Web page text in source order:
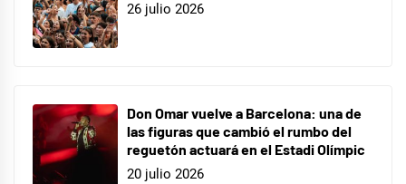
26 julio 2026
Don Omar vuelve a Barcelona: una de
las figuras que cambió el rumbo del
reguetón actuará en el Estadi Olímpic
20 julio 2026